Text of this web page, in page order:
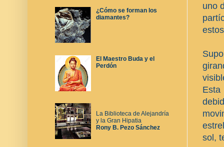
uno
Esta
sol,
¿Cómo se forman los
diamantes?
El Maestro Buda y el
Perdón
La Biblioteca de Alejandría
y la Gran Hipatia
Rony B. Pezo Sánchez